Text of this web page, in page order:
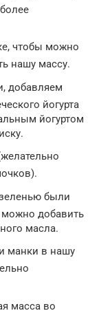
чтобы можно
нашу массу.
добавляем
йогурта
йогуртом
были
добавить
масла.
манки в нашу
масса во